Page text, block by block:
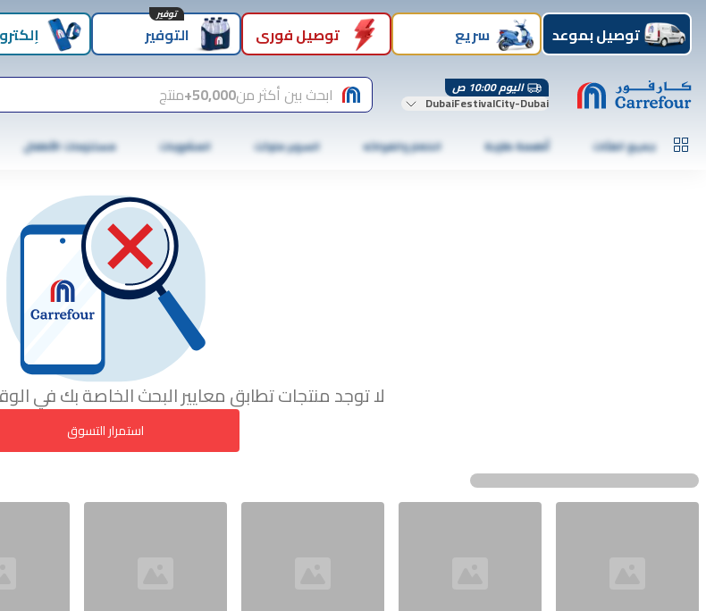
توصيل بموعد سريع توصيل فوري التوفير
توفير
اليوم 10:00 ص
DubaiFestivalCity-Dubai ابحث بين أكثر من50,000+ منتج
جميع الفئات أطعمة طازجة الخضار والفواكه السوبر ماركت المشروبات مستلزمات الأطفال
لا توجد منتجات تطابق معايير البحث الخاصة بك في
استمرار التسوق